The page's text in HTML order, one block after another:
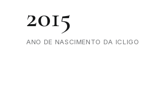
2015
ANO DE NASCIMENTO DA ICLIGO